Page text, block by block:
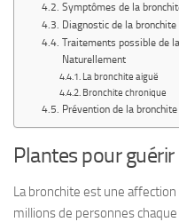
Symptômes de la
Diagnostic de la bronchite
Traitements possible de
Naturellement
La bronchite aiguë
Bronchite chronique
Prévention de la bronchite
Plantes pour
La bronchite est une
millions de personnes